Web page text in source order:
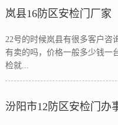
岚县16防区安检门厂家
22号的时候岚县有很多客户咨
有卖的吗，价格一般多少钱一
检就...
汾阳市12防区安检门办